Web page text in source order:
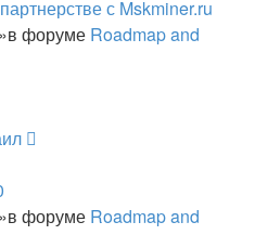
с Mskminer.ru
форуме Roadmap and
форуме Roadmap and